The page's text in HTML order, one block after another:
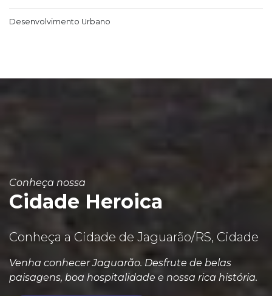
Desenvolvimento Urbano
Conheça nossa
Cidade Heroica
Conheça a Cidade de Jaguarão/RS, Cidade
Venha conhecer Jaguarão. Desfrute de belas
paisagens, boa hospitalidade e nossa rica história.